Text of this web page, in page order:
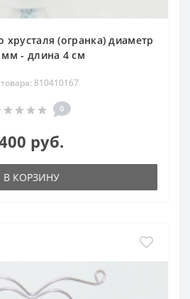
хрусталя (огранка) диаметр
мм - длина 4 см
810410167
0
руб.
В КОРЗИНУ